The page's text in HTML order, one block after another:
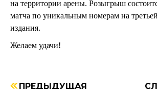
на территории арены. Розыгрыш
матча по уникальным номерам на
издания.
Желаем удачи!
ПРЕДЫДУЩАЯ